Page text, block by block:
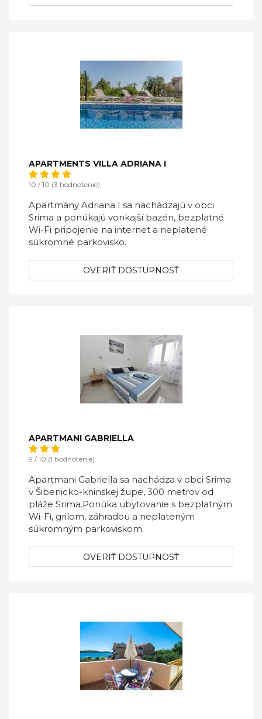
APARTMENTS VILLA ADRIANA I
10 / 10 (3 hodnotenie)
Apartmány Adriana I sa nachádzajú v obci
Srima a ponúkajú vonkajší bazén, bezplatné
Wi-Fi pripojenie na internet a neplatené
súkromné ​​parkovisko.
OVERIŤ DOSTUPNOSŤ
APARTMANI GABRIELLA
9 / 10 (1 hodnotenie)
Apartmani Gabriella sa nachádza v obci Srima
v Šibenicko-kninskej župe, 300 metrov od
pláže Srima.Ponúka ubytovanie s bezplatným
Wi-Fi, grilom, záhradou a neplateným
súkromným parkoviskom.
OVERIŤ DOSTUPNOSŤ